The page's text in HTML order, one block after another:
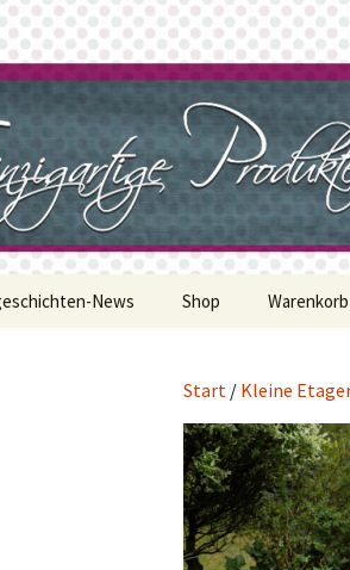
News Shop Warenkorb
Start / Kleine